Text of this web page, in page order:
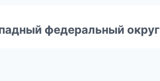
федеральный округ